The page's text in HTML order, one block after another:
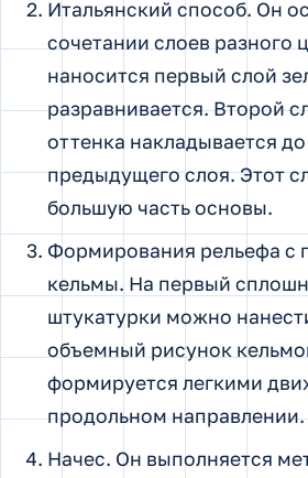
Итальянский способ. Он
сочетании слоев разного
наносится первый слой
разравнивается. Второй
оттенка накладывается
предыдущего слоя. Этот
большую часть основы.
Формирования рельефа с
кельмы. На первый
штукатурки можно
объемный рисунок
формируется легкими
продольном направлении.
Начес. Он выполняется